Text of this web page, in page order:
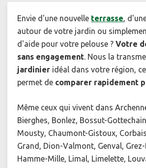
Envie d'une nouvelle terrasse,
autour de votre jardin ou
d'aide pour votre pelouse ? Votre
sans engagement. Nous la
jardinier idéal dans votre région,
permet de comparer rapidement
Même ceux qui vivent dans
Bierghes, Bonlez, Bossut-
Mousty, Chaumont-Gistoux,
Grand, Dion-Valmont, Genval,
Hamme-Mille, Limal, Limelette,